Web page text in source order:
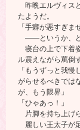
昨晩エルヴィス
たようだ。
「手癖が悪すぎ
――というか、ど
寝台の上で下着
ル震えながら罵倒
「もうずっと我
がらせるべきでは
が、もう限界」
「ひゃあっ！」
片脚を持ち上げ
麗しい王太子が